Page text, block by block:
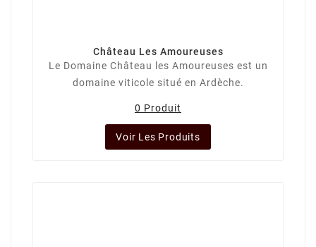
Château Les Amoureuses
Le Domaine Château les Amoureuses est un
domaine viticole situé en Ardèche.
0 Produit
Voir Les Produits